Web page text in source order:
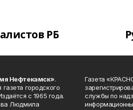
РБ
Нефтекамск».
городского
с 1965 года.
Людмила
Газета
службы по